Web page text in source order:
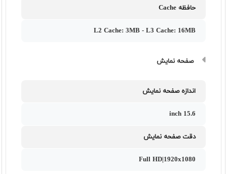
حافظه Cache
L2 Cache: 3MB - L3 Cache: 16MB
صفحه نمایش
اندازه صفحه نمایش
15.6 inch
دقت صفحه نمایش
Full HD|1920x1080